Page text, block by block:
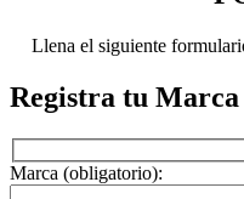
Llena el siguiente
Registra tu Marca
Marca (obligatorio):